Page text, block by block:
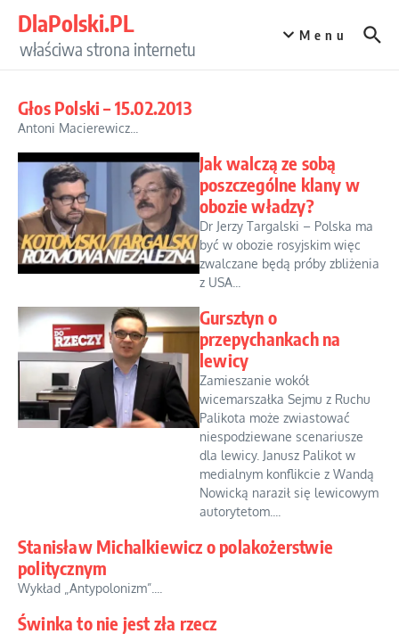
DlaPolski.PL
właściwa strona internetu
Menu
Głos Polski – 15.02.2013
Antoni Macierewicz...
Jak walczą ze sobą
poszczególne klany w
obozie władzy?
Dr Jerzy Targalski – Polska ma
być w obozie rosyjskim więc
zwalczane będą próby zbliżenia
z USA...
Gursztyn o
przepychankach na
lewicy
Zamieszanie wokół
wicemarszałka Sejmu z Ruchu
Palikota może zwiastować
niespodziewane scenariusze
dla lewicy. Janusz Palikot w
medialnym konflikcie z Wandą
Nowicką naraził się lewicowym
autorytetom....
Stanisław Michalkiewicz o polakożerstwie
politycznym
Wykład „Antypolonizm”....
Świnka to nie jest zła rzecz